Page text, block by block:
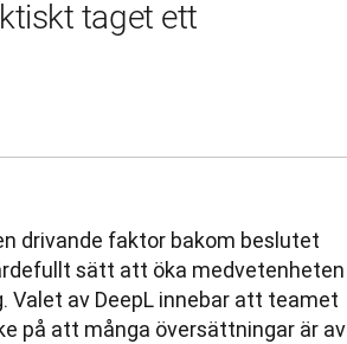
taget ett
drivande faktor bakom beslutet
sätt att öka medvetenheten
av DeepL innebar att teamet
på att många översättningar är av